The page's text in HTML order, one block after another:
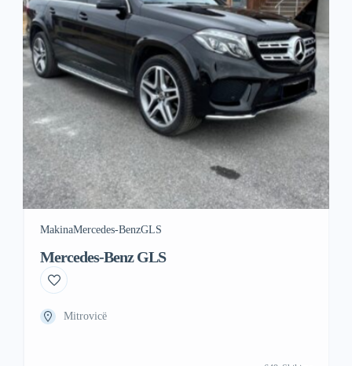
MakinaMercedes-BenzGLS
Mercedes-Benz GLS
Mitrovicë